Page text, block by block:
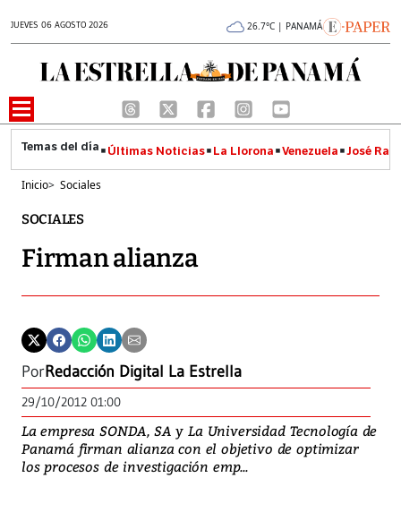
JUEVES 06 AGOSTO 2026 26.7°C | PANAMÁ
Últimas Noticias La Llorona Venezuela José
Inicio> Sociales
SOCIALES
Firman alianza
PorRedacción Digital La Estrella
29/10/2012 01:00
La empresa SONDA, SA y La Universidad Tecnología de
Panamá firman alianza con el objetivo de optimizar
los procesos de investigación emp...